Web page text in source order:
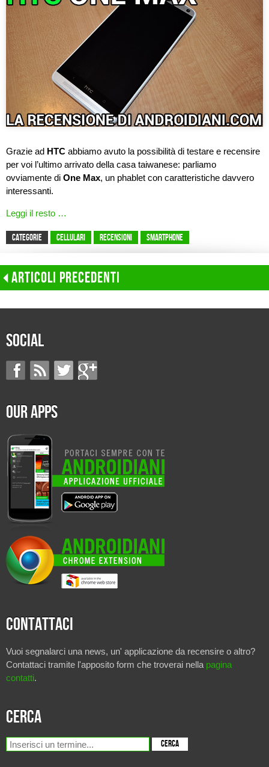
Grazie ad HTC abbiamo avuto la possibilità di testare e recensire
per voi l’ultimo arrivato della casa taiwanese: parliamo
ovviamente di One Max, un phablet con caratteristiche davvero
interessanti.
Leggi il resto …
CATEGORIE Cellulari Recensioni Smartphone
Articoli precedenti
Social
Our Apps
Contattaci
Vuoi segnalarci una news, un' applicazione da recensire o altro?
Contattaci tramite l'apposito form che troverai nella pagina
contatti.
Cerca